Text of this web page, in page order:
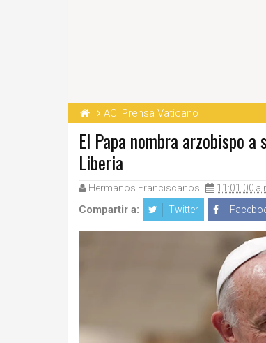
ACI Prensa Vaticano
El Papa nombra arzobispo
Liberia
Hermanos Franciscanos 11:01:00
Compartir a: Twitter